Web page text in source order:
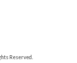
Reserved.